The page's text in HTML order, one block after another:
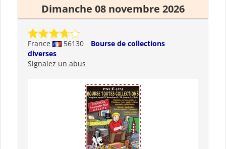
Dimanche 08 novembre 2026
France 56130
Bourse de collections
diverses
Signalez un abus